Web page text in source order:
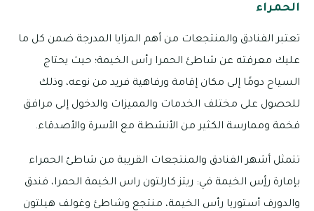
الحمراء
تعتبر الفنادق والمنتجعات من أهم المزايا المدرجة ضمن كل ما
عليك معرفته عن شاطئ الحمرا رأس الخيمة؛ حيث يحتاج
السياح دومًا إلى مكان إقامة ورفاهية فريد من نوعه، وذلك
للحصول على مختلف الخدمات والمميزات والدخول إلى مرافق
فخمة وممارسة الكثير من الأنشطة مع الأسرة والأصدقاء.
تتمثل أشهر الفنادق والمنتجعات القريبة من شاطئ الحمراء
بإمارة رأٍس الخيمة في: ريتز كارلتون راس الخيمة الحمرا، فندق
والدورف أستوريا رأس الخيمة، منتجع وشاطئ وغولف هيلتون